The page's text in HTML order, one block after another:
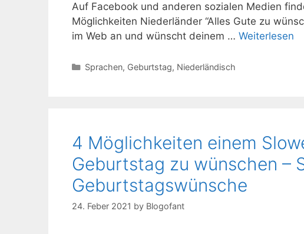
Auf Facebook und anderen sozialen Medien
Möglichkeiten Niederländer “Alles Gute zu
im Web an und wünscht deinem … Weiterlesen
Kategorien
Sprachen, Geburtstag, Niederländisch
4 Möglichkeiten einem
Geburtstag zu wünschen –
Geburtstagswünsche
24. Feber 2021 by Blogofant